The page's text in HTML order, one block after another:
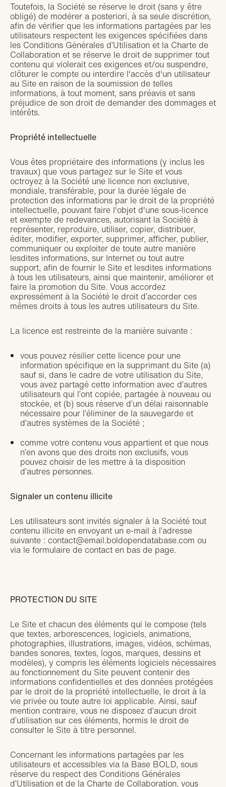
Toutefois, la Société se réserve le droit (sans y être
obligé) de modérer a posteriori, à sa seule discrétion,
afin de vérifier que les informations partagées par les
utilisateurs respectent les exigences spécifiées dans
les Conditions Générales d’Utilisation et la Charte de
Collaboration et se réserve le droit de supprimer tout
contenu qui violerait ces exigences et/ou suspendre,
clôturer le compte ou interdire l'accès d'un utilisateur
au Site en raison de la soumission de telles
informations, à tout moment, sans préavis et sans
préjudice de son droit de demander des dommages et
intérêts.
Propriété intellectuelle
Vous êtes propriétaire des informations (y inclus les
travaux) que vous partagez sur le Site et vous
octroyez à la Société une licence non exclusive,
mondiale, transférable, pour la durée légale de
protection des informations par le droit de la propriété
intellectuelle, pouvant faire l'objet d'une sous-licence
et exempte de redevances, autorisant la Société à
représenter, reproduire, utiliser, copier, distribuer,
éditer, modifier, exporter, supprimer, afficher, publier,
communiquer ou exploiter de toute autre manière
lesdites informations, sur Internet ou tout autre
support, afin de fournir le Site et lesdites informations
à tous les utilisateurs, ainsi que maintenir, améliorer et
faire la promotion du Site. Vous accordez
expressément à la Société le droit d’accorder ces
mêmes droits à tous les autres utilisateurs du Site.
La licence est restreinte de la manière suivante :
vous pouvez résilier cette licence pour une
information spécifique en la supprimant du Site (a)
sauf si, dans le cadre de votre utilisation du Site,
vous avez partagé cette information avec d’autres
utilisateurs qui l’ont copiée, partagée à nouveau ou
stockée, et (b) sous réserve d’un délai raisonnable
nécessaire pour l’éliminer de la sauvegarde et
d’autres systèmes de la Société ;
comme votre contenu vous appartient et que nous
n’en avons que des droits non exclusifs, vous
pouvez choisir de les mettre à la disposition
d’autres personnes.
Signaler un contenu illicite
Les utilisateurs sont invités signaler à la Société tout
contenu illicite en envoyant un e-mail à l’adresse
suivante : contact@email.boldopendatabase.com ou
via le formulaire de contact en bas de page.
PROTECTION DU SITE
Le Site et chacun des éléments qui le compose (tels
que textes, arborescences, logiciels, animations,
photographies, illustrations, images, vidéos, schémas,
bandes sonores, textes, logos, marques, dessins et
modèles), y compris les éléments logiciels nécessaires
au fonctionnement du Site peuvent contenir des
informations confidentielles et des données protégées
par le droit de la propriété intellectuelle, le droit à la
vie privée ou toute autre loi applicable. Ainsi, sauf
mention contraire, vous ne disposez d’aucun droit
d’utilisation sur ces éléments, hormis le droit de
consulter le Site à titre personnel.
Concernant les informations partagées par les
utilisateurs et accessibles via la Base BOLD, sous
réserve du respect des Conditions Générales
d’Utilisation et de la Charte de Collaboration, vous